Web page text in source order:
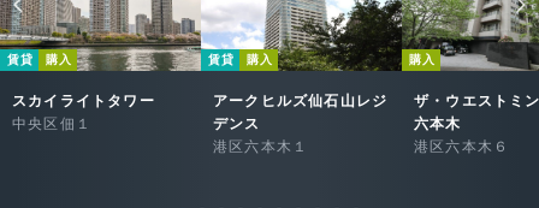
賃貸 購入
スカイライトタワー
中央区佃１
賃貸 購入
アークヒルズ仙石山レジ
デンス
港区六本木１
購入
ザ・ウエストミ
六本木
港区六本木６